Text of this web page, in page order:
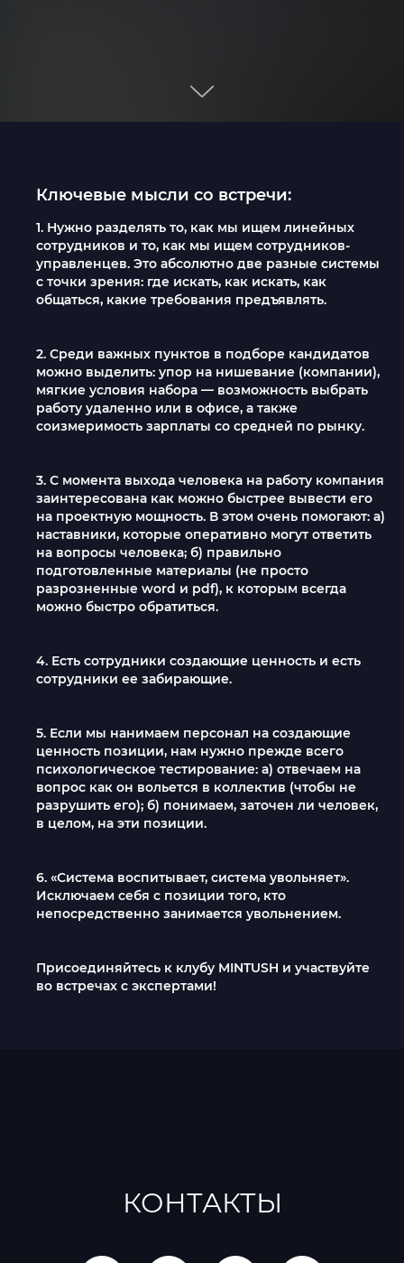
Ключевые мысли со встречи:
1. Нужно разделять то, как мы ищем линейных
сотрудников и то, как мы ищем сотрудников-
управленцев. Это абсолютно две разные системы
с точки зрения: где искать, как искать, как
общаться, какие требования предъявлять.
2. Среди важных пунктов в подборе кандидатов
можно выделить: упор на нишевание (компании),
мягкие условия набора — возможность выбрать
работу удаленно или в офисе, а также
соизмеримость зарплаты со средней по рынку.
3. С момента выхода человека на работу компания
заинтересована как можно быстрее вывести его
на проектную мощность. В этом очень помогают: а)
наставники, которые оперативно могут ответить
на вопросы человека; б) правильно
подготовленные материалы (не просто
разрозненные word и pdf), к которым всегда
можно быстро обратиться.
4. Есть сотрудники создающие ценность и есть
сотрудники ее забирающие.
5. Если мы нанимаем персонал на создающие
ценность позиции, нам нужно прежде всего
психологическое тестирование: а) отвечаем на
вопрос как он вольется в коллектив (чтобы не
разрушить его); б) понимаем, заточен ли человек,
в целом, на эти позиции.
6. «Система воспитывает, система увольняет».
Исключаем себя с позиции того, кто
непосредственно занимается увольнением.
Присоединяйтесь к клубу MINTUSH и участвуйте
во встречах с экспертами!
КОНТАКТЫ